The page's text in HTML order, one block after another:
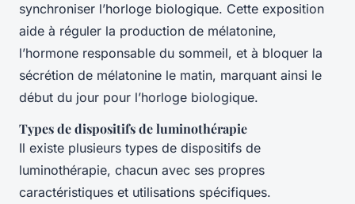
synchroniser l’horloge biologique. Cette exposition
aide à réguler la production de mélatonine,
l’hormone responsable du sommeil, et à bloquer la
sécrétion de mélatonine le matin, marquant ainsi le
début du jour pour l’horloge biologique.
Types de dispositifs de luminothérapie
Il existe plusieurs types de dispositifs de
luminothérapie, chacun avec ses propres
caractéristiques et utilisations spécifiques.